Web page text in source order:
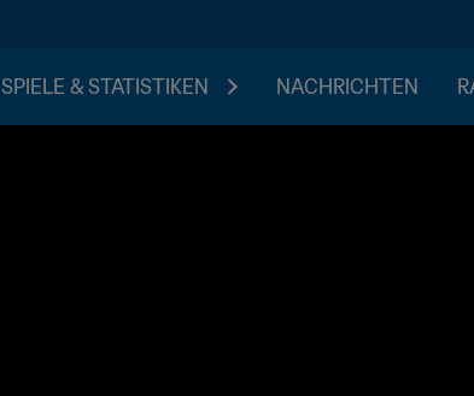
SPIELE & STATISTIKEN NACHRICHTEN